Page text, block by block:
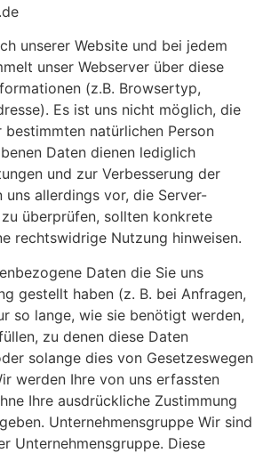
unserer Website und bei jedem
unser Webserver über diese
(z.B. Browsertyp,
Es ist uns nicht möglich, die
natürlichen Person
Daten dienen lediglich
und zur Verbesserung der
uns allerdings vor, die Server-
überprüfen, sollten konkrete
rechtswidrige Nutzung hinweisen.
Daten die Sie uns
gestellt haben (z. B. bei Anfragen,
so lange, wie sie benötigt werden,
zu denen diese Daten
solange dies von Gesetzeswegen
werden Ihre von uns erfassten
Ihre ausdrückliche Zustimmung
Unternehmensgruppe Wir sind
Unternehmensgruppe. Diese